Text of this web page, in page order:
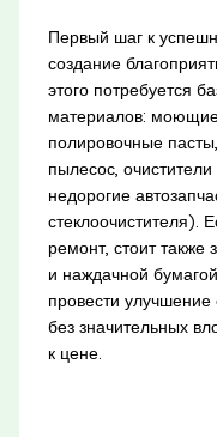
Первый шаг к
создание
этого потребуется
материалов: моющие
полировочные
пылесос,
недорогие
стеклоочистителя).
ремонт, стоит также
и наждачной
провести
без значительных
к цене.